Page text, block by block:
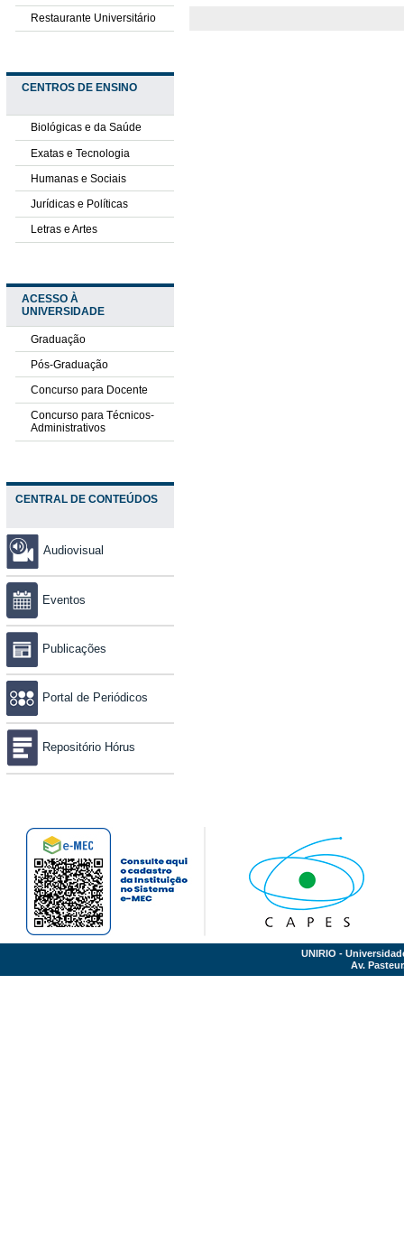
Restaurante Universitário
CENTROS DE ENSINO
Biológicas e da Saúde
Exatas e Tecnologia
Humanas e Sociais
Jurídicas e Políticas
Letras e Artes
ACESSO À
UNIVERSIDADE
Graduação
Pós-Graduação
Concurso para Docente
Concurso para Técnicos-
Administrativos
CENTRAL DE CONTEÚDOS
Audiovisual
Eventos
Publicações
Portal de Periódicos
Repositório Hórus
UNIRIO -
Av.